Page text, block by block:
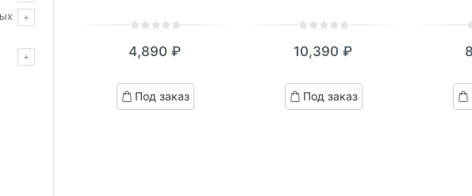
out
based
on
4,890 ₽
Под заказ
out
based
on
10,390 ₽
Под заказ